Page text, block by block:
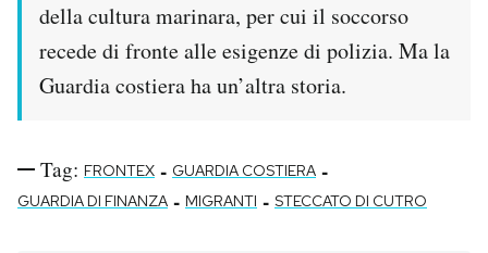
della cultura marinara, per cui il soccorso
recede di fronte alle esigenze di polizia. Ma la
Guardia costiera ha un’altra storia.
Tag: FRONTEX - GUARDIA COSTIERA -
GUARDIA DI FINANZA - MIGRANTI - STECCATO DI CUTRO